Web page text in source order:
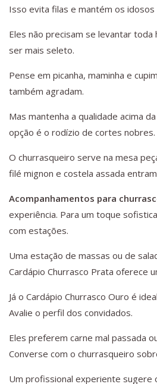
Isso evita filas e mantém os
Eles não precisam se levantar toda
ser mais seleto.
Pense em picanha, maminha e
também agradam.
Mas mantenha a qualidade acima
opção é o rodízio de cortes nobres.
O churrasqueiro serve na mesa
filé mignon e costela assada
Acompanhamentos para
experiência. Para um toque
com estações.
Uma estação de massas ou de
Cardápio Churrasco Prata oferece
Já o Cardápio Churrasco Ouro é
Avalie o perfil dos convidados.
Eles preferem carne mal passada
Converse com o churrasqueiro
Um profissional experiente sugere